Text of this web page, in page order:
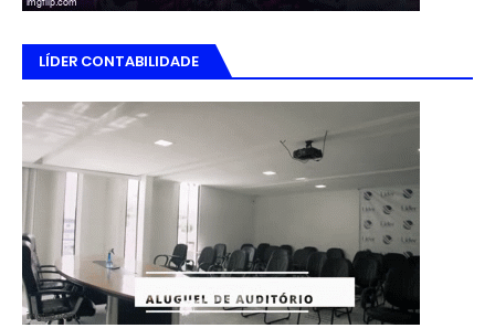
LÍDER CONTABILIDADE